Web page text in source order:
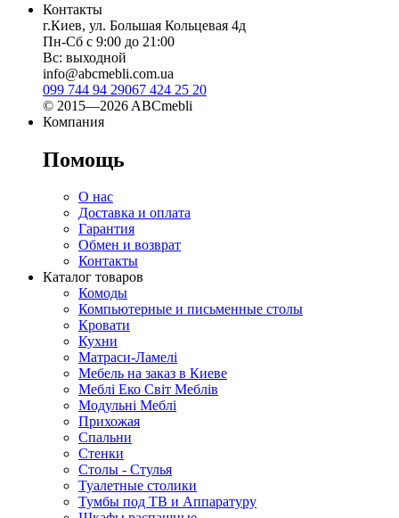
Контакты
г.Киев, ул. Большая Кольцевая 4д
Пн-Сб с 9:00 до 21:00
Вс: выходной
info@abcmebli.com.ua
099 744 94 29067 424 25 20
© 2015—2026 ABCmebli
Компания
Помощь
О нас
Доставка и оплата
Гарантия
Обмен и возврат
Контакты
Каталог товаров
Комоды
Компьютерные и письменные столы
Кровати
Кухни
Матраси-Ламелі
Мебель на заказ в Киеве
Меблі Еко Світ Меблів
Модульні Меблі
Прихожая
Спальни
Стенки
Столы - Стулья
Туалетные столики
Тумбы под ТВ и Аппаратуру